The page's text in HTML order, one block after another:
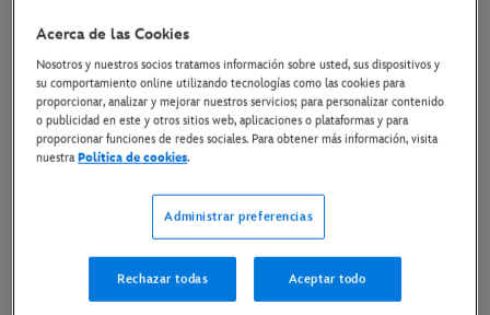
Copiar Artículo
LINK AL PÓSTER
Los Simpson”, llega
Disney+ el 10 de mayo.En este nuevo corto, Marge
Simpson se une a las madres de Disney+ en un plan
especial para celebrar el Día de la Madre que acaba
Acerca de las Cookies
Nosotros y nuestros socios tratamos información sobre usted, sus dispositivos y
su comportamiento online utilizando tecnologías como las cookies para
proporcionar, analizar y mejorar nuestros servicios; para personalizar contenido
o publicidad en este y otros sitios web, aplicaciones o plataformas y para
proporcionar funciones de redes sociales. Para obtener más información, visita
nuestraPolítica de cookies.
Administrar preferencias
Rechazar todas Aceptar todo